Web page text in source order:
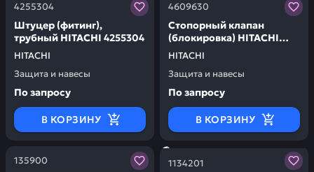
4255304
HITACHI
Штуцер (фитинг),
трубный HITACHI 4255304
Защита и навесы
По запросу
В КОРЗИНУ
4609630
HITACHI
Стопорный клапан
(блокировка) HITACHI
4609630
Защита и навесы
По запросу
В КОРЗИНУ
135900
Заказывая запчасти у нас, вы получаете гарантию
1134201
Заказывая запчасти у